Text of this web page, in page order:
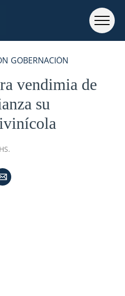
GOBERNACIÓN
vendimia de
su